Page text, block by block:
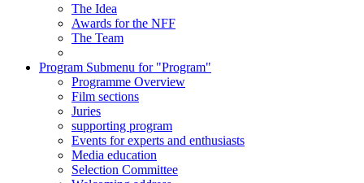
The Idea
Awards for the NFF
The Team
Program Submenu for "Program"
Programme Overview
Film sections
Juries
supporting program
Events for experts and enthusiasts
Media education
Selection Committee